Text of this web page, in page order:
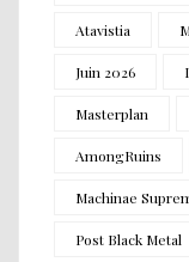
Atavistia
Juin 2026
Masterplan
AmongRuins
Machinae
Post Black Metal